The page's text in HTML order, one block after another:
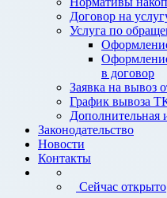
Договор на
Услуга по
в договор
Заявка на вывоз
График вывоза
Дополнительная
Законодательство
Новости
Контакты
Сейчас открыто